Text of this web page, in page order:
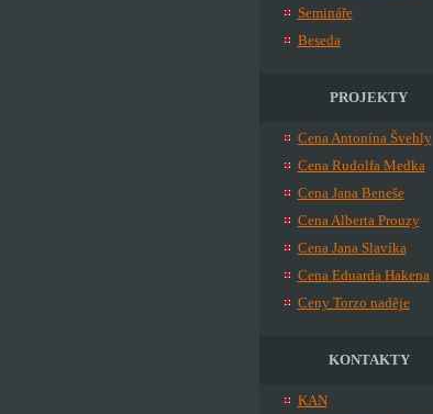
Semináře
Beseda
PROJEKTY
Cena Antonína Švehly
Cena Rudolfa Medka
Cena Jana Beneše
Cena Alberta Prouzy
Cena Jana Slavíka
Cena Eduarda Hakena
Ceny Torzo naděje
KONTAKTY
KAN